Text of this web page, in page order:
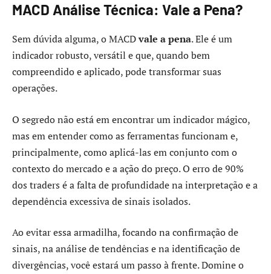
MACD Análise Técnica: Vale a Pena?
Sem dúvida alguma, o MACDvale a pena. Ele é um
indicador robusto, versátil e que, quando bem
compreendido e aplicado, pode transformar suas
operações.
O segredo não está em encontrar um indicador mágico,
mas em entender como as ferramentas funcionam e,
principalmente, como aplicá-las em conjunto com o
contexto do mercado e a ação do preço. O erro de 90%
dos traders é a falta de profundidade na interpretação e a
dependência excessiva de sinais isolados.
Ao evitar essa armadilha, focando na confirmação de
sinais, na análise de tendências e na identificação de
divergências, você estará um passo à frente. Domine o